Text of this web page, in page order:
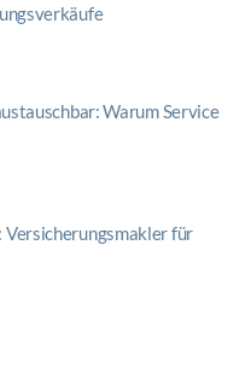
Warum Service
Versicherungsmakler für